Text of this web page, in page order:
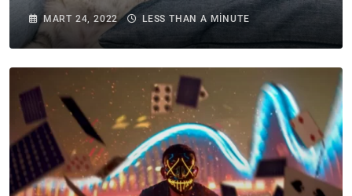
MART 24, 2022 LESS THAN A MINUTE